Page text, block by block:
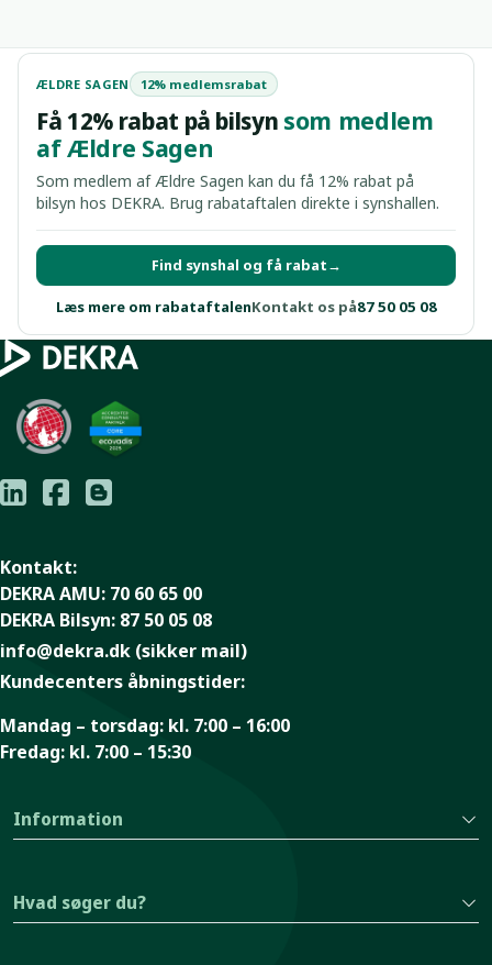
ÆLDRE SAGEN 12% medlemsrabat
Få 12% rabat på bilsyn som medlem
af Ældre Sagen
Som medlem af Ældre Sagen kan du få 12% rabat på
bilsyn hos DEKRA. Brug rabataftalen direkte i synshallen.
Find synshal og få rabat
Læs mere om rabataftalenKontakt os på87 50 05 08
Kontakt:
DEKRA AMU: 70 60 65 00
DEKRA Bilsyn: 87 50 05 08
info@dekra.dk (sikker mail)
Kundecenters åbningstider:
Mandag – torsdag: kl. 7:00 – 16:00
Fredag: kl. 7:00 – 15:30
Information
Hvad søger du?